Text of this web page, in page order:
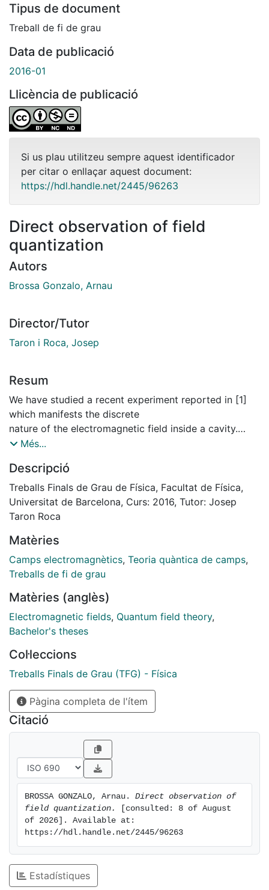
Tipus de document
Treball de fi de grau
Data de publicació
2016-01
Llicència de publicació
Si us plau utilitzeu sempre aquest identificador
per citar o enllaçar aquest document:
https://hdl.handle.net/2445/96263
Direct observation of field
quantization
Autors
Brossa Gonzalo, Arnau
Director/Tutor
Taron i Roca, Josep
Resum
We have studied a recent experiment reported in [1]
which manifests the discrete
nature of the electromagnetic field inside a cavity.
There, it is observed the coupling of atoms to
leading to the observation of discrete transition
frequencies between two states of the atom. These
frequencies are proportional to the square root
of successive integers, which is a direct evidence of
validity of the approximations that we have made.
Més...
Descripció
Treballs Finals de Grau de Física, Facultat de Física,
Universitat de Barcelona, Curs: 2016, Tutor: Josep
Taron Roca
Matèries
Camps electromagnètics, Teoria quàntica de camps,
Treballs de fi de grau
Matèries (anglès)
Electromagnetic fields, Quantum field theory,
Bachelor's theses
Col·leccions
Treballs Finals de Grau (TFG) - Física
Pàgina completa de l'ítem
Citació
BROSSA GONZALO, Arnau. Direct observation of
field quantization.
[consulted: 8 of August
of 2026]. Available at:
https://hdl.handle.net/2445/96263
Estadístiques